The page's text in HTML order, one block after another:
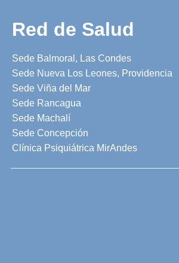
Red de Salud
Sede Balmoral, Las Condes
Sede Nueva Los Leones, Providencia
Sede Viña del Mar
Sede Rancagua
Sede Machalí
Sede Concepción
Clínica Psiquiátrica MirAndes